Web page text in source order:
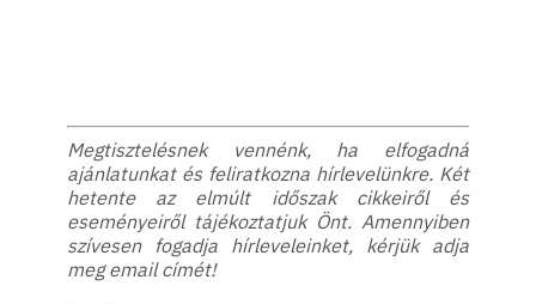
Megtisztelésnek vennénk, ha elfogadná
ajánlatunkat és feliratkozna hírlevelünkre. Két
hetente az elmúlt időszak cikkeiről és
eseményeiről tájékoztatjuk Önt. Amennyiben
szívesen fogadja hírleveleinket, kérjük adja
meg email címét!